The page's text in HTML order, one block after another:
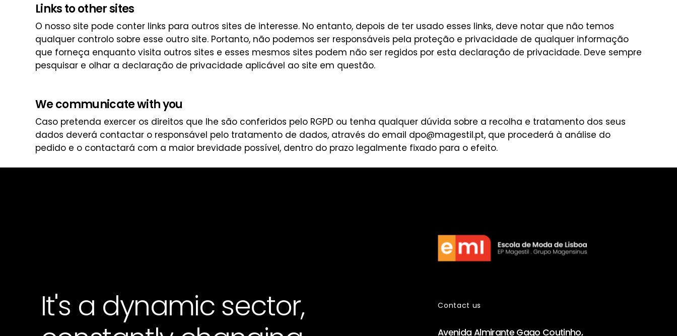
Links to other sites
O nosso site pode conter links para outros sites de interesse. No entanto, depois de ter usado esses links, deve notar que não temos
qualquer controlo sobre esse outro site. Portanto, não podemos ser responsáveis pela proteção e privacidade de qualquer informação
que forneça enquanto visita outros sites e esses mesmos sites podem não ser regidos por esta declaração de privacidade. Deve sempre
pesquisar e olhar a declaração de privacidade aplicável ao site em questão.
We communicate with you
Caso pretenda exercer os direitos que lhe são conferidos pelo RGPD ou tenha qualquer dúvida sobre a recolha e tratamento dos seus
dados deverá contactar o responsável pelo tratamento de dados, através do email dpo@magestil.pt, que procederá à análise do
pedido e o contactará com a maior brevidade possível, dentro do prazo legalmente fixado para o efeito.
It's a dynamic sector,
Contact us
Avenida Almirante Gago Coutinho,